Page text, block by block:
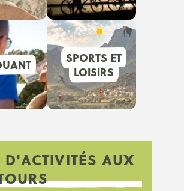
SPORTS ET
LOISIRS
D'ACTIVITÉS AUX